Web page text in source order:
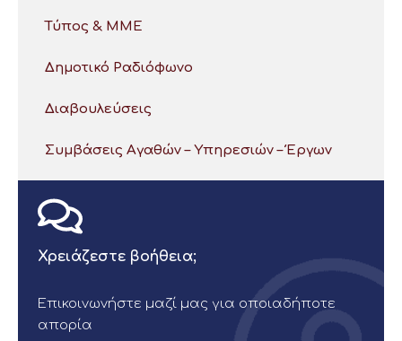
Τύπος & ΜΜΕ
Δημοτικό Ραδιόφωνο
Διαβουλεύσεις
Συμβάσεις Αγαθών – Υπηρεσιών – Έργων
Χρειάζεστε βοήθεια;
Επικοινωνήστε μαζί μας για οποιαδήποτε
απορία